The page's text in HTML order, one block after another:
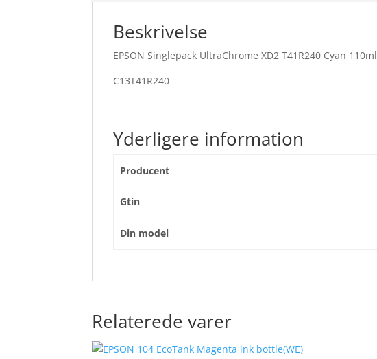
Beskrivelse
EPSON Singlepack UltraChrome XD2 T41R240 Cyan 110ml
C13T41R240
Yderligere information
Producent
Gtin
Din model
Relaterede varer